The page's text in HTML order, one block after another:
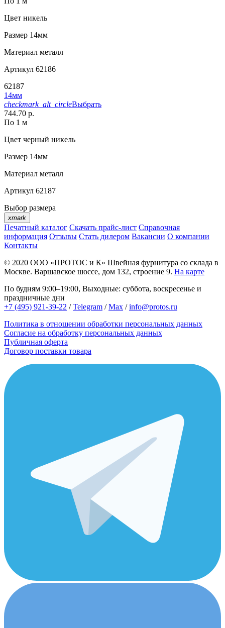
Цвет никель
Размер 14мм
Материал металл
Артикул 62186
62187
14мм
checkmark_alt_circleВыбрать
744.70 р.
По 1 м
Цвет черный никель
Размер 14мм
Материал металл
Артикул 62187
Выбор размера
xmark
Печатный каталог Скачать прайс-лист Справочная
информация Отзывы Стать дилером Вакансии О компании
Контакты
© 2020 ООО «ПРОТОС и К» Швейная фурнитура со склада в
Москве. Варшавское шоссе, дом 132, строение 9. На карте
По будням 9:00–19:00, Выходные: суббота, воскресенье и
праздничные дни
+7 (495) 921-39-22 /Telegram /Max /info@protos.ru
Политика в отношении обработки персональных данных
Согласие на обработку персональных данных
Публичная оферта
Договор поставки товара